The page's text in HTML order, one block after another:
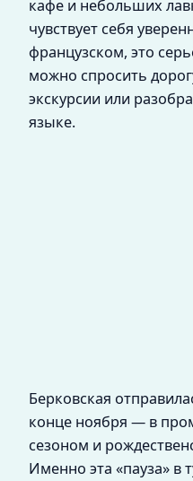
кафе и небольших
чувствует себя
французском, это
можно спросить
экскурсии или
языке.
Берковская
конце ноября — в
сезоном и
Именно эта «паузa» в